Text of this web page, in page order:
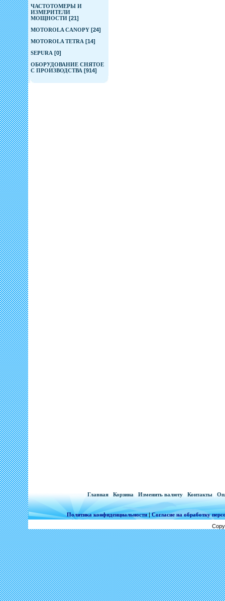
ЧАСТОТОМЕРЫ И
ИЗМЕРИТЕЛИ
МОЩНОСТИ [21]
MOTOROLA CANOPY [24]
MOTOROLA TETRA [14]
SEPURA [0]
ОБОРУДОВАНИЕ СНЯТОЕ
С ПРОИЗВОДСТВА [914]
Главная| Корзина Изменить валюту Контакты
Политика конфиденциальности|Согласие на обработку